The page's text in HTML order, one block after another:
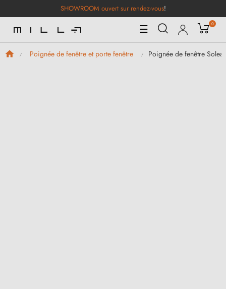
SHOWROOM ouvert sur rendez-vous!
Basculer
la
navigation
☰ 0
Poignée de fenêtre et porte fenêtre Poignée de fenêtre Solea